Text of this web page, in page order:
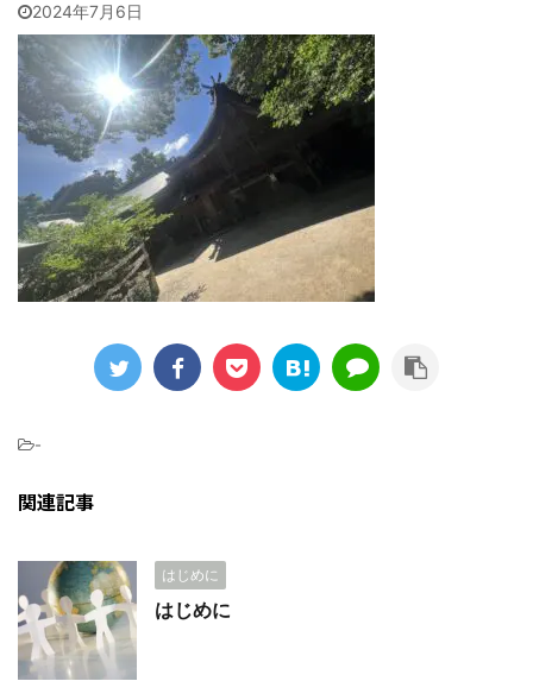
2024年7月6日
-
関連記事
はじめに
はじめに